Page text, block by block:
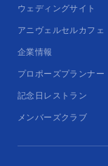
ウェディングサイト
アニヴェルセルカフェ
企業情報
プロポーズプランナー
記念日レストラン
メンバーズクラブ